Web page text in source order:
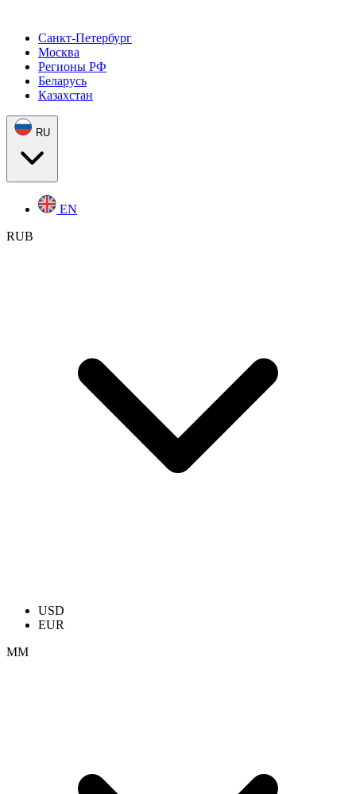
Санкт-Петербург
Москва
Регионы РФ
Беларусь
Казахстан
RU
EN
RUB
USD
EUR
ММ